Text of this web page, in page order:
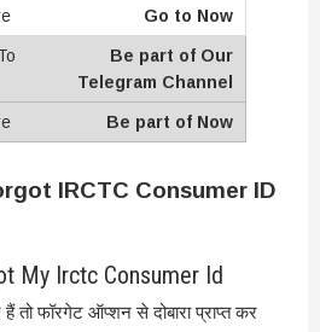
Go to Now
Be part of Our
Telegram Channel
Be part of Now
IRCTC Consumer ID
My Irctc Consumer Id
फॉरगेट ऑप्शन से दोबारा प्राप्त कर